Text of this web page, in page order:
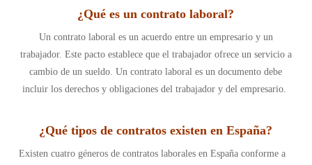
¿Qué es un contrato laboral?
Un contrato laboral es un acuerdo entre un empresario y un
trabajador. Este pacto establece que el trabajador ofrece un servicio a
cambio de un sueldo. Un contrato laboral es un documento debe
incluir los derechos y obligaciones del trabajador y del empresario.
¿Qué tipos de contratos existen en España?
Existen cuatro géneros de contratos laborales en España conforme a